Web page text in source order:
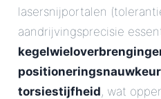
lasersnijportalen
aandrijvingsprecisie
torsiestijfheid, wat